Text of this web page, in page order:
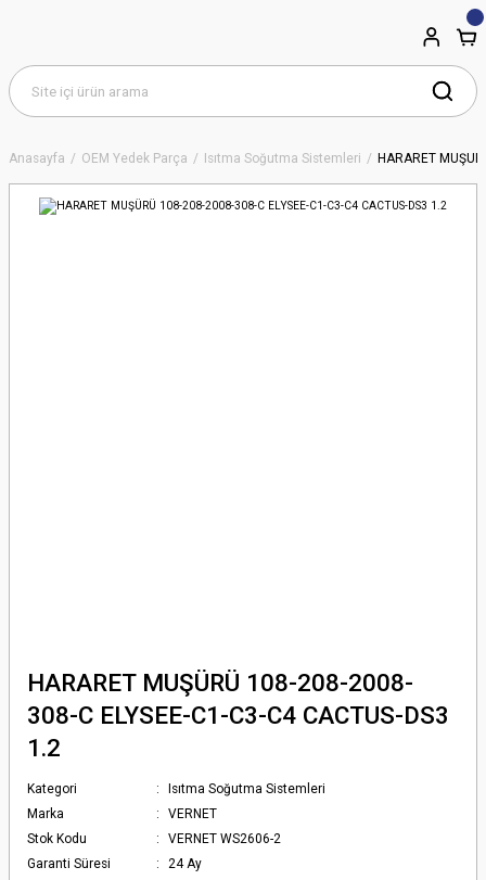
Anasayfa OEM Yedek Parça Isıtma Soğutma Sistemleri HARARET
HARARET MUŞÜRÜ 108-208-2008-
308-C ELYSEE-C1-C3-C4 CACTUS-DS3
1.2
Kategori
Isıtma Soğutma Sistemleri
Marka
VERNET
Stok Kodu
VERNET WS2606-2
Garanti Süresi
24 Ay